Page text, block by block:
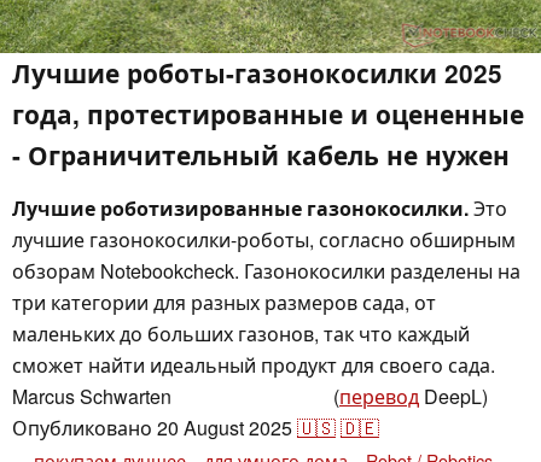
Лучшие роботы-газонокосилки 2025
года, протестированные и оцененные
- Ограничительный кабель не нужен
Лучшие роботизированные газонокосилки.Это
лучшие газонокосилки-роботы, согласно обширным
обзорам Notebookcheck. Газонокосилки разделены на
три категории для разных размеров сада, от
маленьких до больших газонов, так что каждый
сможет найти идеальный продукт для своего сада.
Marcus Schwarten
(перевод DeepL)
Опубликовано 20 August 2025🇺🇸🇩🇪